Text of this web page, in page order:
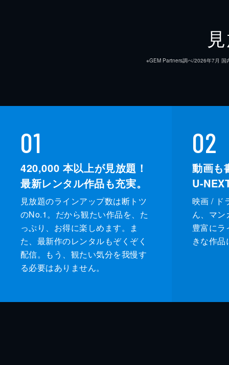
※GEM Partners調べ/2026年7⽉ 国
01
420,000 本以上が見放題！
最新レンタル作品も充実。
見放題のラインアップ数は断トツ
のNo.1。だから観たい作品を、た
っぷり、お得に楽しめます。ま
た、最新作のレンタルもぞくぞく
配信。もう、観たい気分を我慢す
る必要はありません。
02
動画も
U-
映画 / ド
ん、マン
豊富にラ
きな作